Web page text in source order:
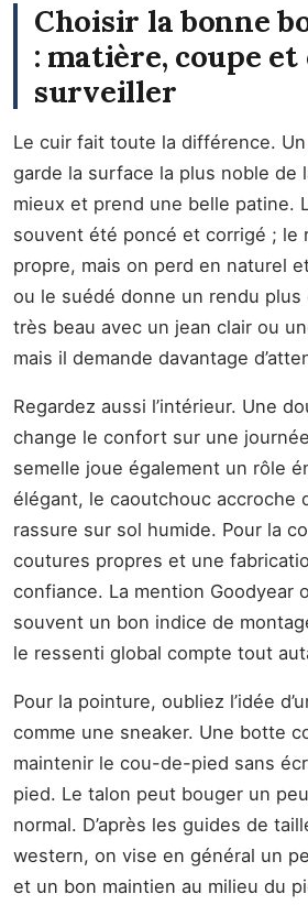
Choisir la bonne
: matière, coupe
surveiller
Le cuir fait toute la différence. Un
garde la surface la plus noble de
mieux et prend une belle patine.
souvent été poncé et corrigé ; le
propre, mais on perd en naturel
ou le suédé donne un rendu
très beau avec un jean clair ou
mais il demande davantage
Regardez aussi l’intérieur. Une
change le confort sur une
semelle joue également un rôle
élégant, le caoutchouc accroche
rassure sur sol humide. Pour la
coutures propres et une
confiance. La mention Goodyear
souvent un bon indice de
le ressenti global compte tout
Pour la pointure, oubliez l’idée
comme une sneaker. Une botte
maintenir le cou-de-pied sans
pied. Le talon peut bouger un
normal. D’après les guides de
western, on vise en général un
et un bon maintien au milieu du